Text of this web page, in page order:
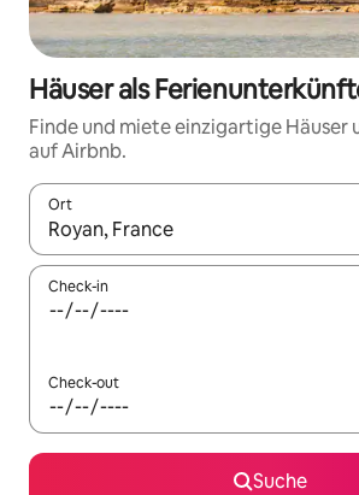
Häuser als
Finde und miete einzigartige Häuser
auf Airbnb.
Ort
Wenn Ergebnisse verfügbar sind,
Check-in
Check-out
Suche